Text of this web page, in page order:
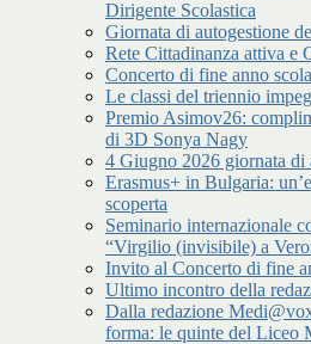
Dirigente Scolastica
Giornata di autogestione
Rete Cittadinanza attiva e
Concerto di fine anno
Le classi del triennio
Premio Asimov26:
di 3D Sonya Nagy
4 Giugno 2026 giornata
Erasmus+ in Bulgaria:
scoperta
Seminario internazionale
“Virgilio (invisibile) a
Invito al Concerto di fine
Ultimo incontro della
Dalla redazione
forma: le quinte del Liceo